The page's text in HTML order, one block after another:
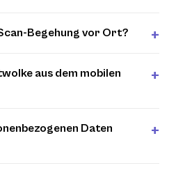
Begehung vor Ort?
aus dem mobilen
Daten